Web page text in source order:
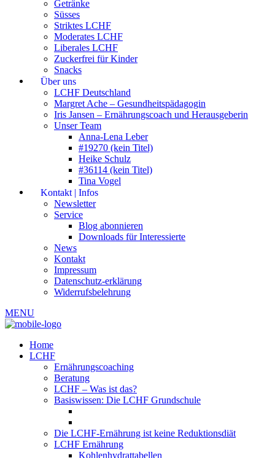
Getränke
Süsses
Striktes LCHF
Moderates LCHF
Liberales LCHF
Zuckerfrei für Kinder
Snacks
Über uns
LCHF Deutschland
Margret Ache – Gesundheitspädagogin
Iris Jansen – Ernährungscoach und Herausgeberin
Unser Team
Anna-Lena Leber
#19270 (kein Titel)
Heike Schulz
#36114 (kein Titel)
Tina Vogel
Kontakt | Infos
Newsletter
Service
Blog abonnieren
Downloads für Interessierte
News
Kontakt
Impressum
Datenschutz-erklärung
Widerrufsbelehrung
MENU
Home
LCHF
Ernährungscoaching
Beratung
LCHF – Was ist das?
Basiswissen: Die LCHF Grundschule
Die LCHF-Ernährung ist keine Reduktionsdiät
LCHF Ernährung
Kohlenhydrattabellen